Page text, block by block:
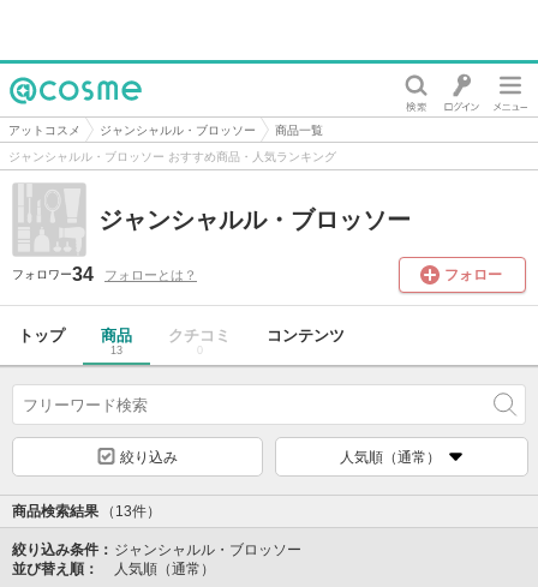
@cosme
アットコスメ ジャンシャルル・ブロッソー
商品一覧
ジャンシャルル・ブロッソー おすすめ商品・人気ランキング
ジャンシャルル・ブロッソー
フォロワー34 フォローとは？ フォロー
トップ 商品
13
クチコミ
0
コンテンツ
絞り込み 人気順（通常）
商品検索結果 （13件）
絞り込み条件： ジャンシャルル・ブロッソー
並び替え順：
人気順（通常）